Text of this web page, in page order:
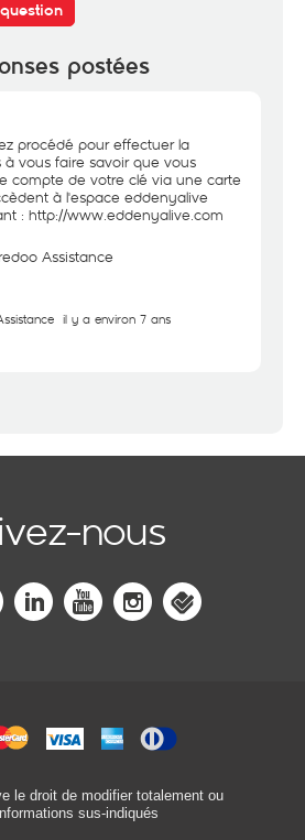
postées
procédé pour effectuer la
vous faire savoir que vous
compte de votre clé via une carte
à l'espace eddenyalive
: http://www.eddenyalive.com
Assistance
il y a environ 7 ans
nous
le droit de modifier totalement ou
sus-indiqués